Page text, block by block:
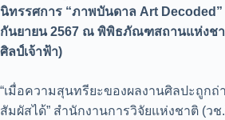
นิทรรศการ “ภาพบันดาล Art Decoded”
กันยายน 2567 ณ พิพิธภัณฑสถานแห่งช
ศิลป์เจ้าฟ้า)
“เมื่อความสุนทรียะของผลงานศิลปะถูก
สัมผัสได้” สำนักงานการวิจัยแห่งชาติ (วช